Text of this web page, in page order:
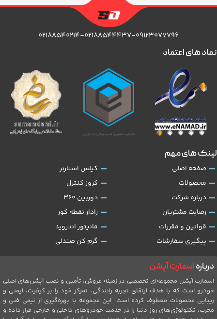
۰۲۱۸۸۵۴۰۲۱۴-۰۲۱۸۸۵۴۴۴۳۷-۰۹۱۲۳۰۷۷۷۹۶
دربارهاسمارت آپشن
اسمارت آپشن مجموعه‌ای تخصصی در زمینه فروش، تأمین و نصب آپشن‌های اصلی
خودرو است که با هدف ارتقای تجربه رانندگی، تمرکز خود را بر کیفیت، ایمنی و
زیبایی محصولات معطوف کرده است. این مجموعه با بهره‌گیری از تیمی فنی و
مجرب، تکنولوژی‌های روز دنیا را در خدمت خودروهای داخلی و خارجی قرار داده و
لینک های مهم
صفحه اصلی
محصولات
درباره شرکت
رضایت مشتریان
قوانین و مقررات
پیگیری سفارشات
کیلس استارتر
کروز کنترل
دوربین 360
رادار نقطه کور
مانیتور اندروید
گرم کن صندلی
نماد های اعتماد